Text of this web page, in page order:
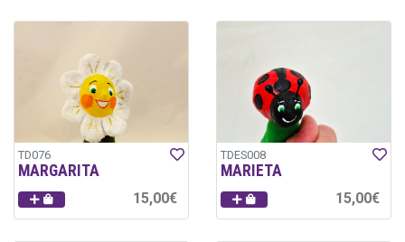
TD076
MARGARITA
15,00€
TDES008
MARIETA
15,00€